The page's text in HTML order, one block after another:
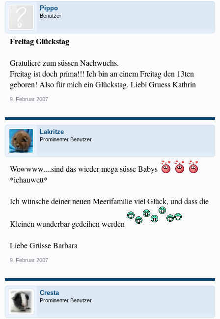
Pippo
Benutzer
Freitag Glückstag
Gratuliere zum süssen Nachwuchs.
Freitag ist doch prima!!! Ich bin an einem Freitag den 13ten
geboren! Also für mich ein Glückstag. Liebi Gruess Kathrin
9. Februar 2007
Lakritze
Prominenter Benutzer
Wowwww....sind das wieder mega süsse Babys
*ichauwett*
Ich wünsche deiner neuen Meerifamilie viel Glück, und dass die
Kleinen wunderbar gedeihen werden
Liebe Grüsse Barbara
9. Februar 2007
Cresta
Prominenter Benutzer